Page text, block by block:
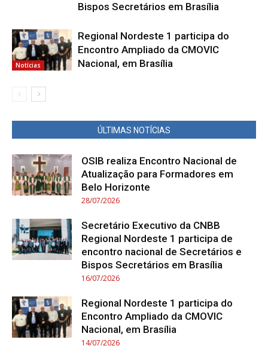
Bispos Secretários em Brasília
Notícias
Regional Nordeste 1 participa do
Encontro Ampliado da CMOVIC
Nacional, em Brasília
ÚLTIMAS NOTÍCIAS
OSIB realiza Encontro Nacional de
Atualização para Formadores em
Belo Horizonte
28/07/2026
Secretário Executivo da CNBB
Regional Nordeste 1 participa de
encontro nacional de Secretários e
Bispos Secretários em Brasília
16/07/2026
Regional Nordeste 1 participa do
Encontro Ampliado da CMOVIC
Nacional, em Brasília
14/07/2026